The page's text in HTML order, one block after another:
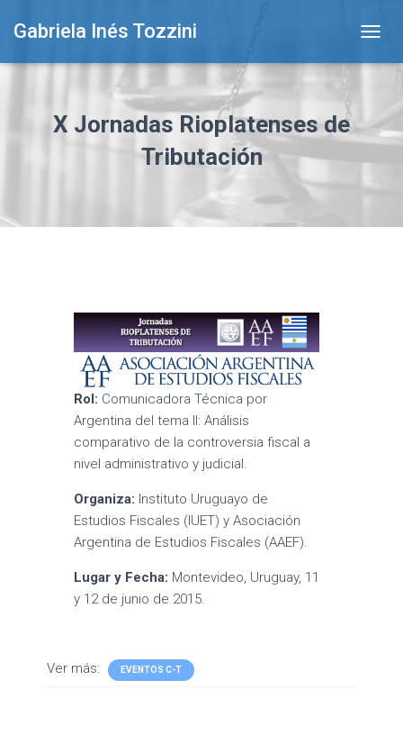
Gabriela Inés Tozzini
O
A
X Jornadas Rioplatenses de
Tributación
Rol: Comunicadora Técnica por
Argentina del tema II: Análisis
comparativo de la controversia fiscal a
nivel administrativo y judicial.
Organiza: Instituto Uruguayo de
Estudios Fiscales (IUET) y Asociación
Argentina de Estudios Fiscales (AAEF).
Lugar y Fecha: Montevideo, Uruguay, 11
y 12 de junio de 2015.
Ver más: EVENTOS C-T